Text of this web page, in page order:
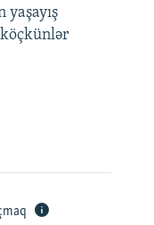
480p
720p